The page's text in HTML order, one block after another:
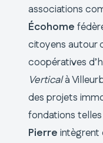
associations
Écohome
citoyens autour
coopératives
Verticalà
des projets
fondations
Pierre intègrent